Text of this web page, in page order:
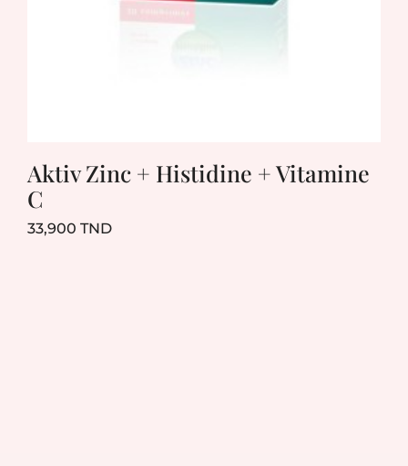
Aktiv Zinc + Histidine + Vitamine
C
33,900 TNDPrix